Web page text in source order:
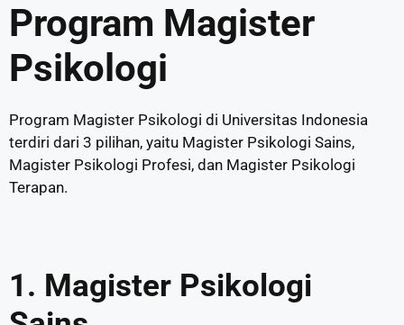
Program Magister
Psikologi
Program Magister Psikologi di Universitas Indonesia
terdiri dari 3 pilihan, yaitu Magister Psikologi Sains,
Magister Psikologi Profesi, dan Magister Psikologi
Terapan.
1. Magister Psikologi